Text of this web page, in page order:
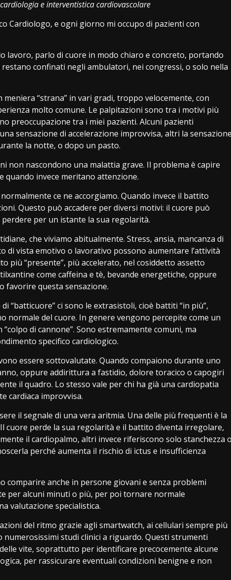
e interventistica cardiovascolare
Cardiologo, e ogni giorno mi occupo di pazienti con
lavoro, parlo di cuore in modo chiaro e concreto, portando
confinati negli ambulatori, nei congressi, o solo nella
“strana” in vari gradi, troppo velocemente, con
molto comune. Le palpitazioni sono tra i motivi più
preoccupazione tra i miei pazienti. Alcuni pazienti
sensazione di accelerazione improvvisa, altri la sensazione
la notte, o dopo un pasto.
non nascondono una malattia grave. Il problema è capire
invece meritano attenzione.
ce ne accorgiamo. Quando invece il battito
Questo può accadere per diversi motivi: il cuore può
per un istante la sua regolarità.
che viviamo abitualmente. Stress, ansia, mancanza di
vista emotivo o lavorativo possono aumentare l’attività
più “presente”, più accelerato, nel cosiddetto assetto
come caffeina e tè, bevande energetiche, oppure
favorire questa sensazione.
“batticuore” ci sono le extrasistoli, cioè battiti “in più”,
del cuore. In genere vengono percepite come un
di cannone”. Sono estremamente comuni, ma
specifico cardiologico.
essere sottovalutate. Quando compaiono durante uno
oppure addirittura a fastidio, dolore toracico o capogiri
il quadro. Lo stesso vale per chi ha già una cardiopatia
cardiaca improvvisa.
il segnale di una vera aritmia. Una delle più frequenti è la
perde la sua regolarità e il battito diventa irregolare,
il cardiopalmo, altri invece riferiscono solo stanchezza o
perché aumenta il rischio di ictus e insufficienza
comparire anche in persone giovani e senza problemi
per alcuni minuti o più, per poi tornare normale
valutazione specialistica.
del ritmo grazie agli smartwatch, ai cellulari sempre più
studi clinici a riguardo. Questi strumenti
vite, soprattutto per identificare precocemente alcune
per rassicurare eventuali condizioni benigne e non